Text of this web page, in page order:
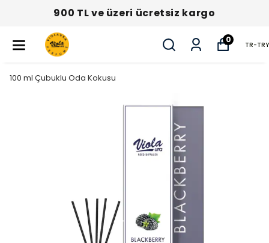
900 TL ve üzeri ücretsiz kargo
0
TR-TRY
100 ml Çubuklu Oda Kokusu